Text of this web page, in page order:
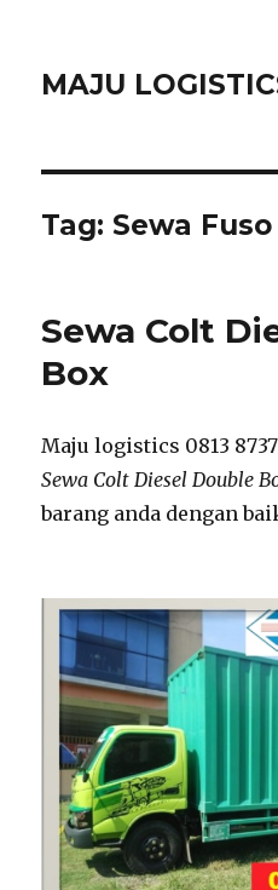
MAJU
Tag: Sewa
Sewa Colt
Box
Maju logistics 0813
Sewa Colt Diesel Double
barang anda dengan